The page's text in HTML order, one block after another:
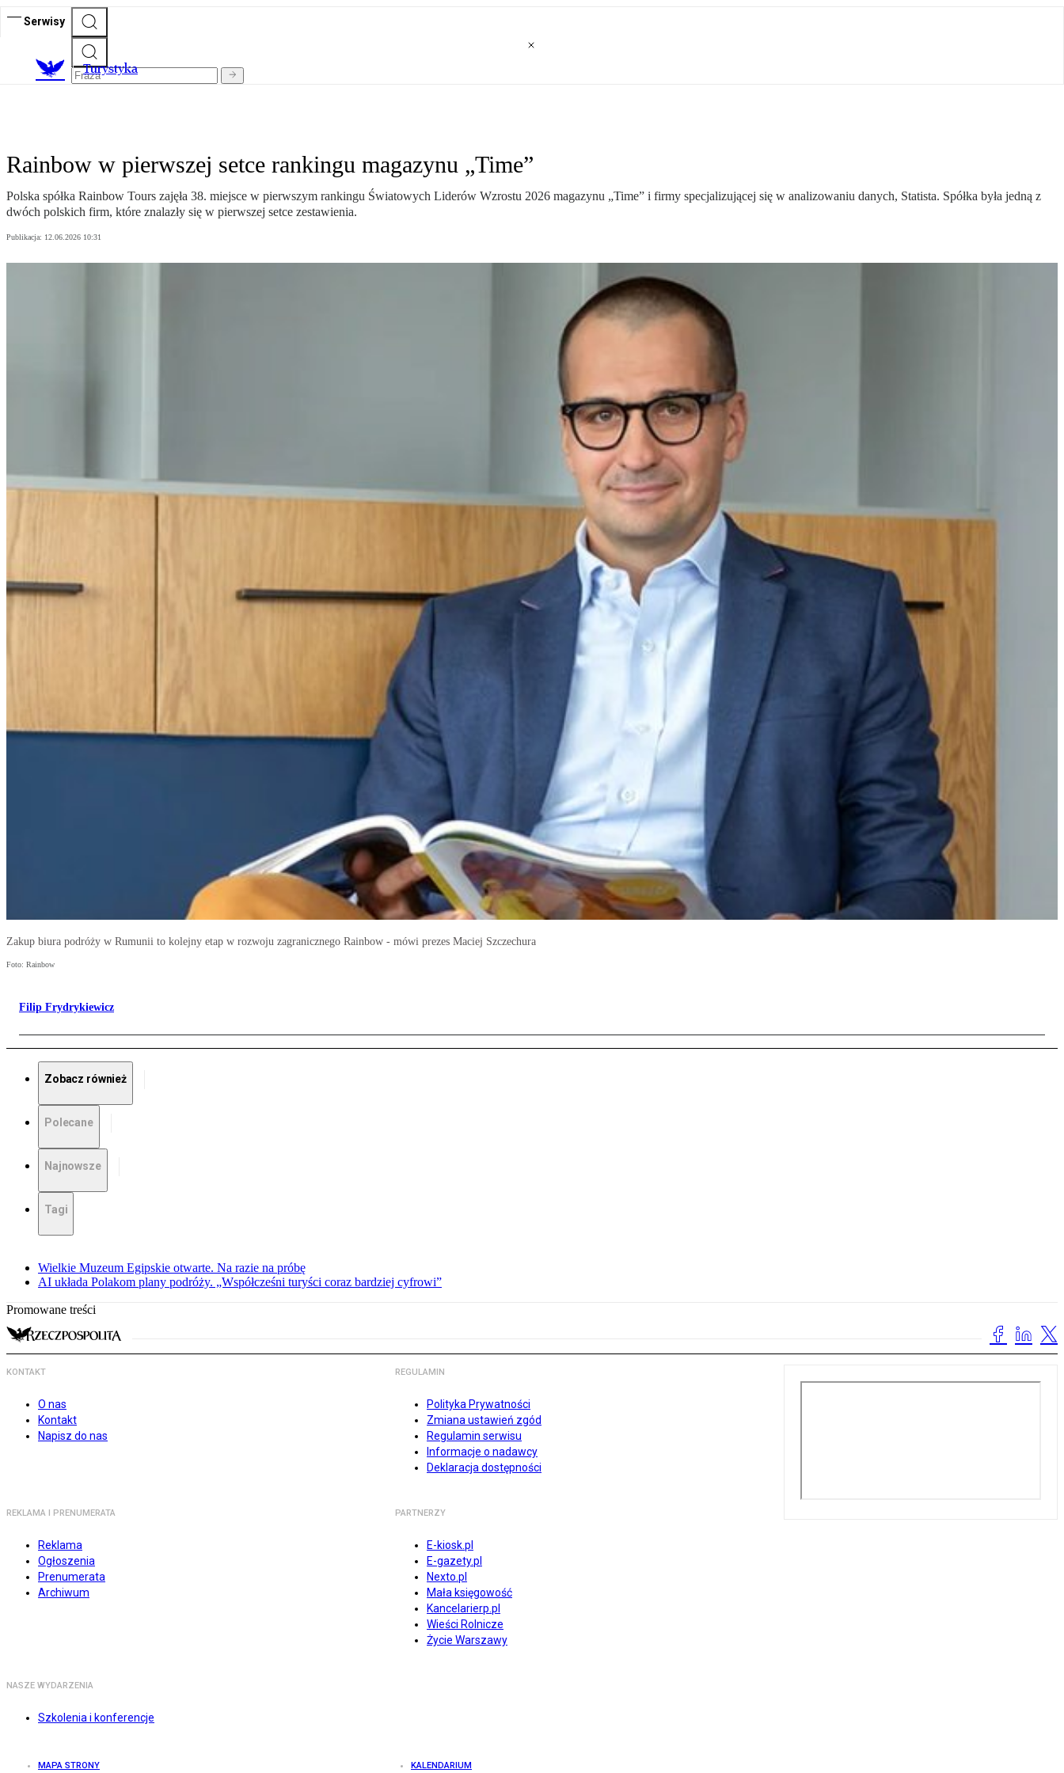
Serwisy
Turystyka
Rainbow w pierwszej setce rankingu magazynu „Time”
Polska spółka Rainbow Tours zajęła 38. miejsce w pierwszym rankingu Światowych Liderów Wzrostu 2026 magazynu „Time” i firmy specjalizującej się w analizowaniu danych, Statista. Spółka była jedną z
dwóch polskich firm, które znalazły się w pierwszej setce zestawienia.
Publikacja: 12.06.2026 10:31
Zakup biura podróży w Rumunii to kolejny etap w rozwoju zagranicznego Rainbow - mówi prezes Maciej Szczechura
Foto: Rainbow
Filip Frydrykiewicz
Zobacz również
Polecane
Najnowsze
Tagi
Wielkie Muzeum Egipskie otwarte. Na razie na próbę
AI układa Polakom plany podróży. „Współcześni turyści coraz bardziej cyfrowi”
Promowane treści
KONTAKT
O nas
Kontakt
Napisz do nas
REGULAMIN
Polityka Prywatności
Zmiana ustawień zgód
Regulamin serwisu
Informacje o nadawcy
Deklaracja dostępności
REKLAMA I PRENUMERATA
Reklama
Ogłoszenia
Prenumerata
Archiwum
PARTNERZY
E-kiosk.pl
E-gazety.pl
Nexto.pl
Mała księgowość
Kancelarierp.pl
Wieści Rolnicze
Życie Warszawy
NASZE WYDARZENIA
Szkolenia i konferencje
MAPA STRONY KALENDARIUM